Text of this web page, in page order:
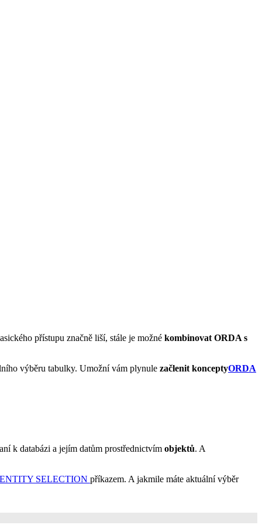
přístupu značně liší, stále je možné kombinovat ORDA s
výběru tabulky. Umožní vám plynule začlenit konceptyORDA
k databázi a jejím datům prostřednictvím objektů. A
SELECTION příkazem. A jakmile máte aktuální výběr